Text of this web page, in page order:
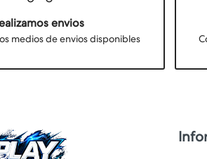
envios
medios de envios disponibles